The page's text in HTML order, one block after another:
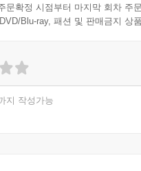
문확정 시점부터 마지막 회차 주
Blu-ray, 패션 및 판매금지 상
지 작성가능